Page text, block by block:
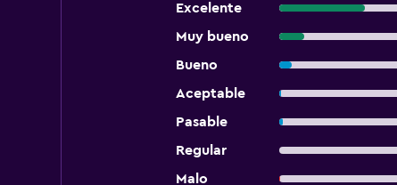
Excelente
Muy bueno
Bueno
Aceptable
Pasable
Regular
Malo